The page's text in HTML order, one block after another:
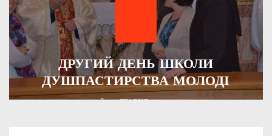
ДРУГИЙ ДЕНЬ ШКОЛИ
ДУШПАСТИРСТВА МОЛОДІ
ADMIN 21 ТРАВНЯ, 2021 726